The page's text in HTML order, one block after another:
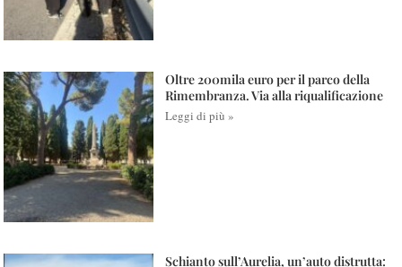
Oltre 200mila euro per il parco della
Rimembranza. Via alla riqualificazione
Leggi di più »
Schianto sull’Aurelia, un’auto distrutta: